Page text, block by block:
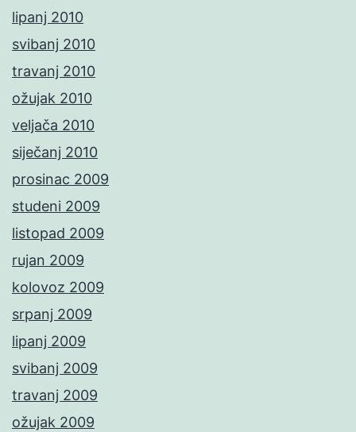
lipanj 2010
svibanj 2010
travanj 2010
ožujak 2010
veljača 2010
siječanj 2010
prosinac 2009
studeni 2009
listopad 2009
rujan 2009
kolovoz 2009
srpanj 2009
lipanj 2009
svibanj 2009
travanj 2009
ožujak 2009